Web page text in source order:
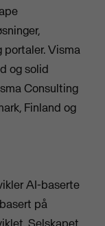
portaler. Visma
og solid
Consulting
Finland og
AI-baserte
på